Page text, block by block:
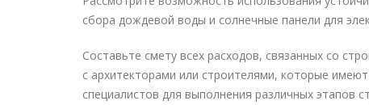
сбора дождевой воды и солнечные панели для
Составьте смету всех расходов, связанных со
с архитекторами или строителями, которые
специалистов для выполнения различных этапов